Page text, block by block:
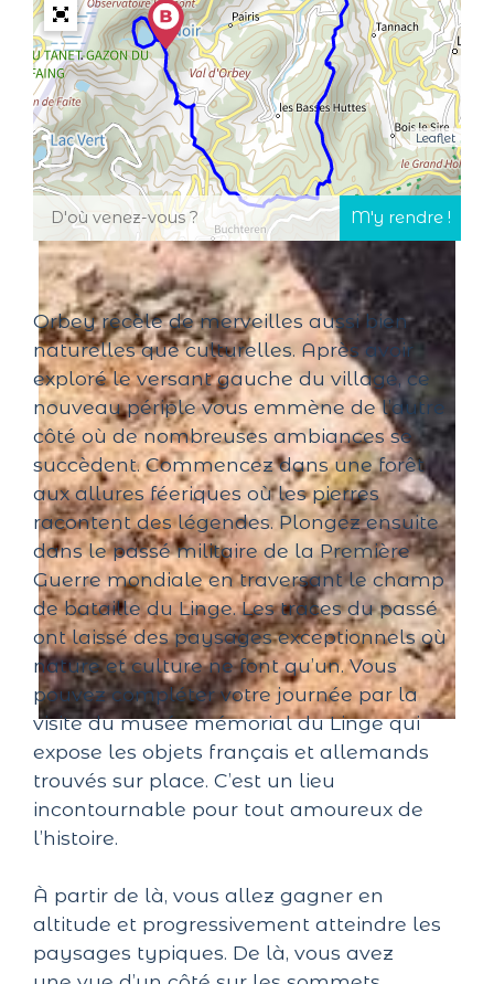
Leaflet
Orbey recèle de merveilles aussi bien
naturelles que culturelles. Après avoir
exploré le versant gauche du village, ce
nouveau périple vous emmène de l’autre
côté où de nombreuses ambiances se
succèdent.Commencez dans une forêt
aux allures féeriques où les pierres
racontent des légendes.Plongez ensuite
dans le passé militaire de la Première
Guerre mondiale en traversant le champ
de bataille du Linge.Les traces du passé
ont laissé des paysages exceptionnels où
nature et culture ne font qu’un.Vous
pouvez compléter votre journée par la
visite du musée mémorial du Linge qui
expose les objets français et allemands
trouvés sur place. C’est un lieu
incontournable pour tout amoureux de
l’histoire.
À partir de là, vous allez gagner en
altitude et progressivement atteindre les
paysages typiques. De là, vous avez